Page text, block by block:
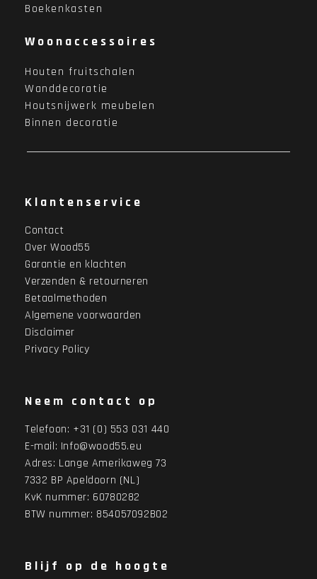
Boekenkasten
Woonaccessoires
Houten fruitschalen
Wanddecoratie
Houtsnijwerk meubelen
Binnen decoratie
Klantenservice
Contact
Over Wood55
Garantie en klachten
Verzenden & retourneren
Betaalmethoden
Algemene voorwaarden
Disclaimer
Privacy Policy
Neem contact op
Telefoon: +31 (0) 553 031 440
E-mail: Info@wood55.eu
Adres: Lange Amerikaweg 73
7332 BP Apeldoorn (NL)
KvK nummer: 60780282
BTW nummer: 854057092B02
Blijf op de hoogte